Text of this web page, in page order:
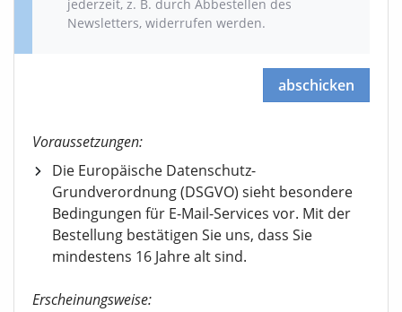
jederzeit, z. B. durch Abbestellen des
Newsletters, widerrufen werden.
abschicken
Voraussetzungen:
Die Europäische Datenschutz-
Grundverordnung (DSGVO) sieht besondere
Bedingungen für E-Mail-Services vor. Mit der
Bestellung bestätigen Sie uns, dass Sie
mindestens 16 Jahre alt sind.
Erscheinungsweise: